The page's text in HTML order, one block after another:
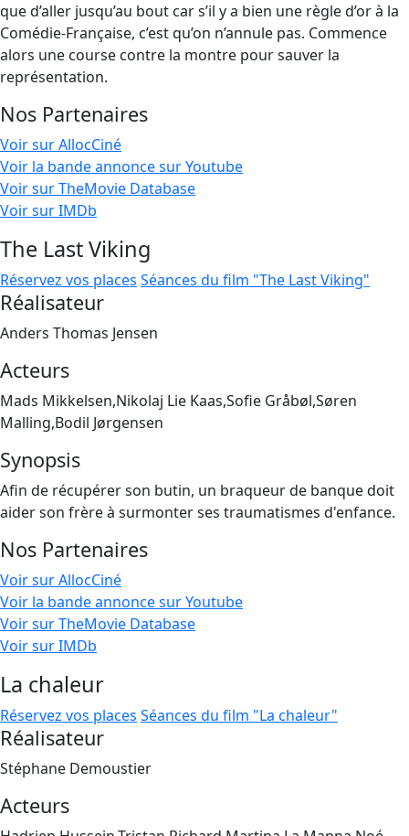
que d’aller jusqu’au bout car s’il y a bien une règle d’or à la
Comédie-Française, c’est qu’on n’annule pas. Commence
alors une course contre la montre pour sauver la
représentation.
Nos Partenaires
Voir sur AllocCiné
Voir la bande annonce sur Youtube
Voir sur TheMovie Database
Voir sur IMDb
The Last Viking
Réservez vos places Séances du film "The Last Viking"
Réalisateur
Anders Thomas Jensen
Acteurs
Mads Mikkelsen,Nikolaj Lie Kaas,Sofie Gråbøl,Søren
Malling,Bodil Jørgensen
Synopsis
Afin de récupérer son butin, un braqueur de banque doit
aider son frère à surmonter ses traumatismes d'enfance.
Nos Partenaires
Voir sur AllocCiné
Voir la bande annonce sur Youtube
Voir sur TheMovie Database
Voir sur IMDb
La chaleur
Réservez vos places Séances du film "La chaleur"
Réalisateur
Stéphane Demoustier
Acteurs